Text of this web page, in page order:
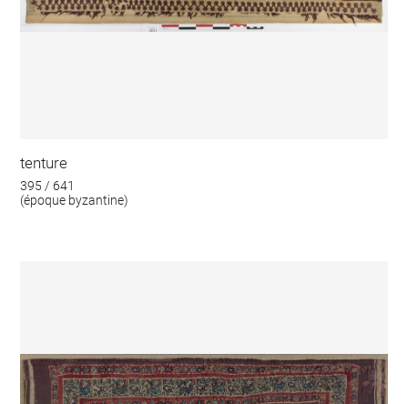
tenture
395 / 641
(époque byzantine)